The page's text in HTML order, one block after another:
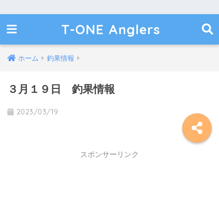
T-ONE Anglers
ホーム 釣果情報
３月１９日 釣果情報
2023/03/19
スポンサーリンク